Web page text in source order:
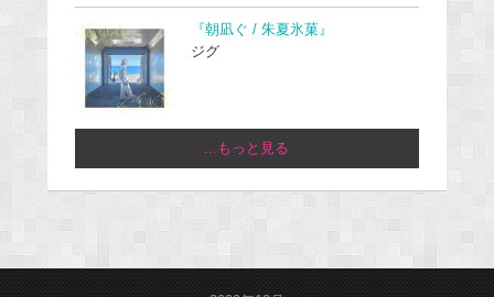
『朝凪ぐ / 朱夏氷菓』
ジグ
...もっと見る